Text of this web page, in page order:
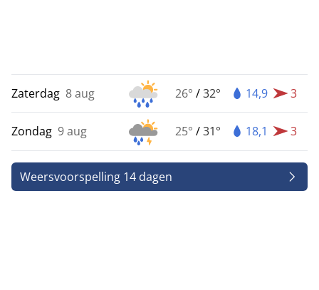
Zaterdag 8 aug 26° /32° 14,9 3
Zondag 9 aug 25° /31° 18,1 3
Weersvoorspelling 14 dagen